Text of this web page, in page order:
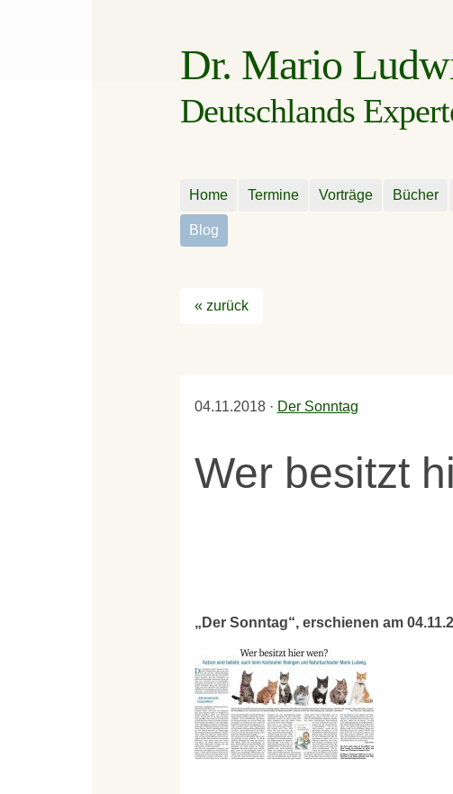
Dr. Mario
Deutschlands
Home Termine Vorträge Bücher
Blog
« zurück
04.11.2018· Der Sonntag
Wer besitzt
„Der Sonntag“, erschienen am